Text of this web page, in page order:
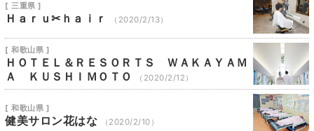
[ 三重県 ]
Ｈａｒｕ✂ｈａｉｒ （2020/2/13）
[ 和歌山県 ]
ＨＯＴＥＬ＆ＲＥＳＯＲＴＳ ＷＡＫＡＹＡＭ
Ａ ＫＵＳＨＩＭＯＴＯ
（2020/2/12）
[ 和歌山県 ]
健美サロン花はな （2020/2/10）